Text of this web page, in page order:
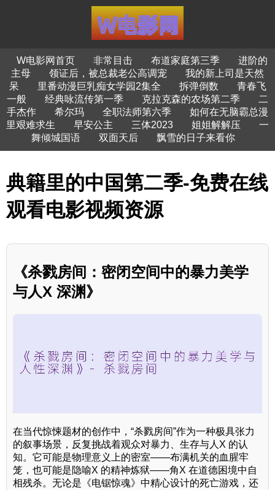
W电影网首页 非常目击 布道家庭第三季
进阶的
主母
领证后，被总裁老公高调宠
我的新上司是天然
呆
里番动漫巨乳痴女学园2集全 拆弹倒数
青春飞
一般
经典咏流传第一季 克拉克森的农场第二季
二
手杰作
希尔玛 全职法师第六季
如何在无脑霸总漫
里艰难求生
早安公主 三体2023 姐姐解解压
一
舞倾城国语
双面天后 飘雪的日子来看你
典籍里的中国第二季-免费在线
观看电影视频资源
《杀戮房间：密闭空间中的暴力美学
与人X 深渊》
在当代惊悚题材的创作中，“杀戮房间”作为一种极具张力
的叙事场景，反复挑战着观众对暴力、生存与人X 的认
知。它可能是物理意义上的密室——布满机关的血腥牢
笼，也可能是隐喻X 的精神炼狱——角X 在道德困境中自
相残杀。无论是《电锯惊魂》中精心设计的死亡游戏，还